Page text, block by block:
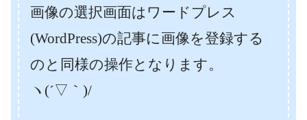
画像の選択画面はワードプレス
(WordPress)の記事に画像を登録する
のと同様の操作となります。
ヽ(´▽｀)/